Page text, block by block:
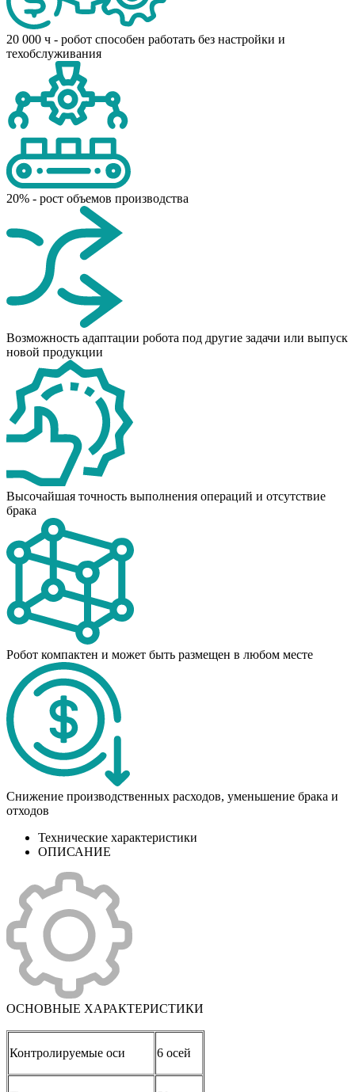
20 000 ч - робот способен работать без настройки и
техобслуживания
20% - рост объемов производства
Возможность адаптации робота под другие задачи или выпуск
новой продукции
Высочайшая точность выполнения операций и отсутствие
брака
Робот компактен и может быть размещен в любом месте
Снижение производственных расходов, уменьшение брака и
отходов
Технические характеристики
ОПИСАНИЕ
ОСНОВНЫЕ ХАРАКТЕРИСТИКИ
Контролируемые оси 6 осей